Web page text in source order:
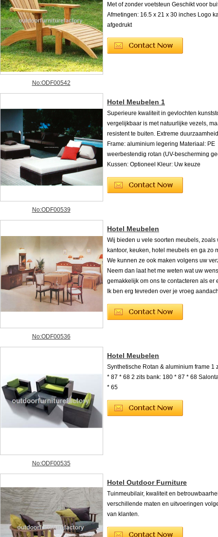
No:ODF00542
Met of zonder voetsteun Geschikt voor
Afmetingen: 16.5 x 21 x 30 inches Logo
afgedrukt
No:ODF00539
Hotel Meubelen 1
Superieure kwaliteit in gevlochten
vergelijkbaar is met natuurlijke vezels,
resistent te buiten. Extreme
Frame: aluminium legering Materiaal: PE
weerbestendig rotan (UV-bescherming
Kussen: Optioneel Kleur: Uw keuze
No:ODF00536
Hotel Meubelen
Wij bieden u vele soorten meubels, zoals
kantoor, keuken, hotel meubels en ga zo
We kunnen ze ook maken volgens uw
Neem dan laat het me weten wat uw
gemakkelijk om ons te contacteren als er
Ik ben erg tevreden over je vroeg
No:ODF00535
Hotel Meubelen
Synthetische Rotan & aluminium frame 1
* 87 * 68 2 zits bank: 180 * 87 * 68
* 65
Hotel Outdoor Furniture
Tuinmeubilair, kwaliteit en
verschillende maten en uitvoeringen
van klanten.